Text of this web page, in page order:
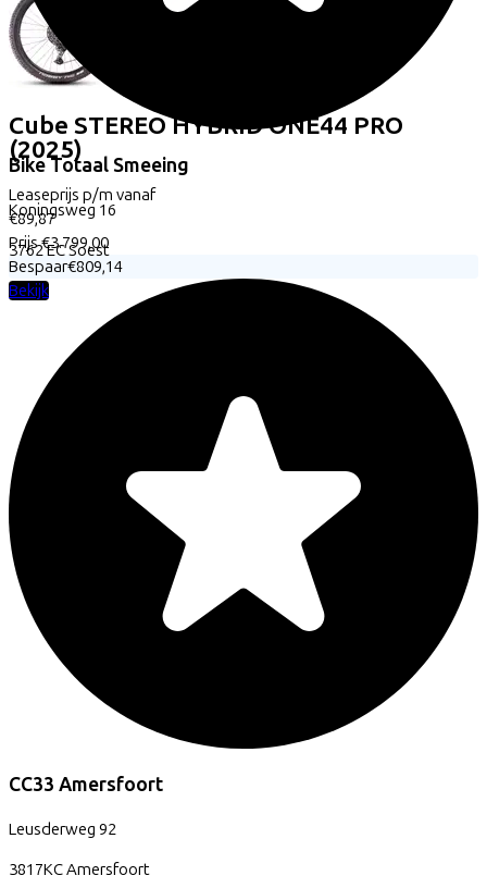
Bike Totaal Smeeing
Koningsweg 16
3762 ECSoest
CC33 Amersfoort
Leusderweg 92
3817KCAmersfoort
Cube STEREO HYBRID ONE44 PRO
(2025)
Leaseprijs p/m vanaf
€89,87
Prijs€3.799,00
Bespaar€809,14
Bekijk